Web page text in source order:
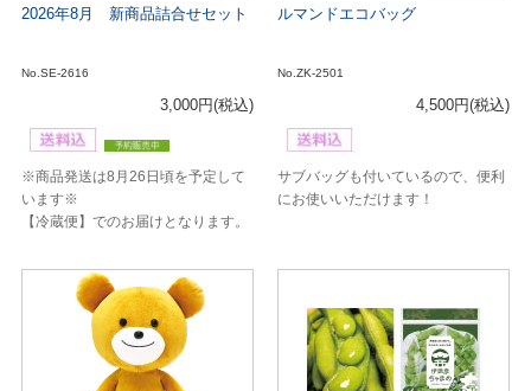
2026年8月 新商品詰合せセット
No.SE-2616
3,000円(税込)
※商品発送は8月26日頃を予定して
います※
【冷蔵便】でのお届けとなります。
ルマンドエコバッグ
No.ZK-2501
4,500円(税込)
サブバッグも付いているので、便利
にお使いいただけます！